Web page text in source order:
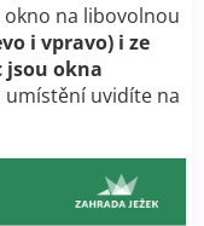
na libovolnou
i vpravo) i ze
jsou okna
umístění uvidíte na